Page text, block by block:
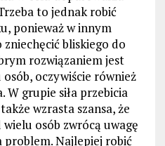
to jednak robić
ponieważ w innym
bliskiego do
rozwiązaniem jest
oczywiście również
W grupie siła przebicia
wzrasta szansa, że
osób zwrócą uwagę
problem. Najlepiej robić